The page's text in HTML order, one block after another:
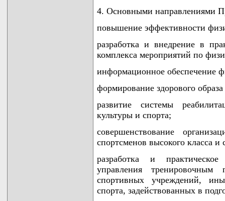
4. Основными направлениями
повышение эффективности
разработка и внедрение в
комплекса мероприятий по
информационное обеспечение
формирование здорового
развитие системы
культуры и спорта;
совершенствование
спортсменов высокого класса и
разработка и
управления тренировочным
спортивных учреждений,
спорта, задействованных в